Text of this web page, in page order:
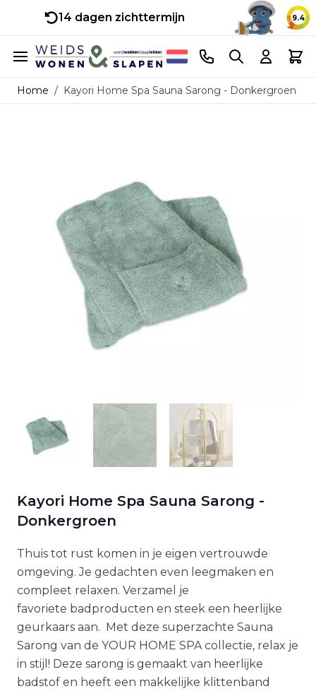
14 dagen zichttermijn 9.4
Ga naar de inhoud
Telefoonnummer
Search Cart
Home / Kayori Home Spa Sauna Sarong - Donkergroen
Kayori Home Spa Sauna Sarong -
Donkergroen
Thuis tot rust komen in je eigen vertrouwde
omgeving. Je gedachten even leegmaken en
compleet relaxen. Verzamel je
favoriete badproducten en steek een heerlijke
geurkaars aan. Met deze superzachte Sauna
Sarong van de YOUR HOME SPA collectie, relax je
in stijl! Deze sarong is gemaakt van heerlijke
badstof en heeft een makkelijke klittenband